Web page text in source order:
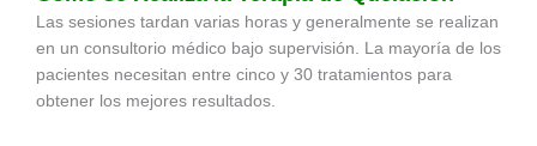
Las sesiones tardan varias horas y generalmente se realizan
en un consultorio médico bajo supervisión. La mayoría de los
pacientes necesitan entre cinco y 30 tratamientos para
obtener los mejores resultados.